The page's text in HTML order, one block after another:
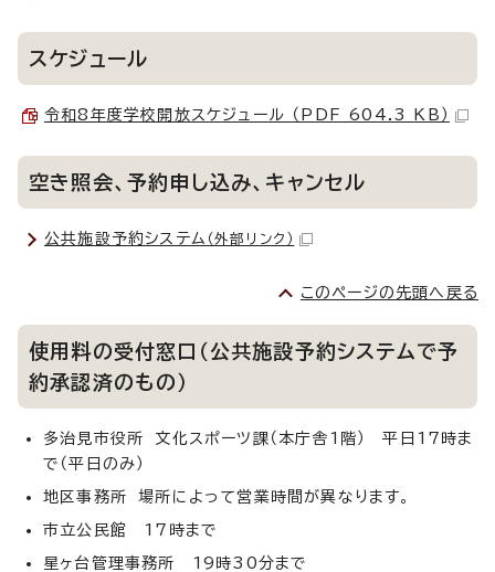
スケジュール
令和8年度学校開放スケジュール （PDF 604.3 KB）
空き照会、予約申し込み、キャンセル
公共施設予約システム （外部リンク）
このページの先頭へ戻る
使用料の受付窓口（公共施設予約システムで予
約承認済のもの）
多治見市役所 文化スポーツ課（本庁舎1階） 平日17時ま
で（平日のみ）
地区事務所 場所によって営業時間が異なります。
市立公民館 17時まで
星ヶ台管理事務所 19時30分まで